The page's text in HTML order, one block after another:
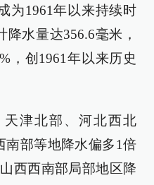
为1961年以来持续时
水量达356.6毫米，
，创1961年以来历史
津北部、河北西北
南部等地降水偏多1倍
西西南部局部地区降